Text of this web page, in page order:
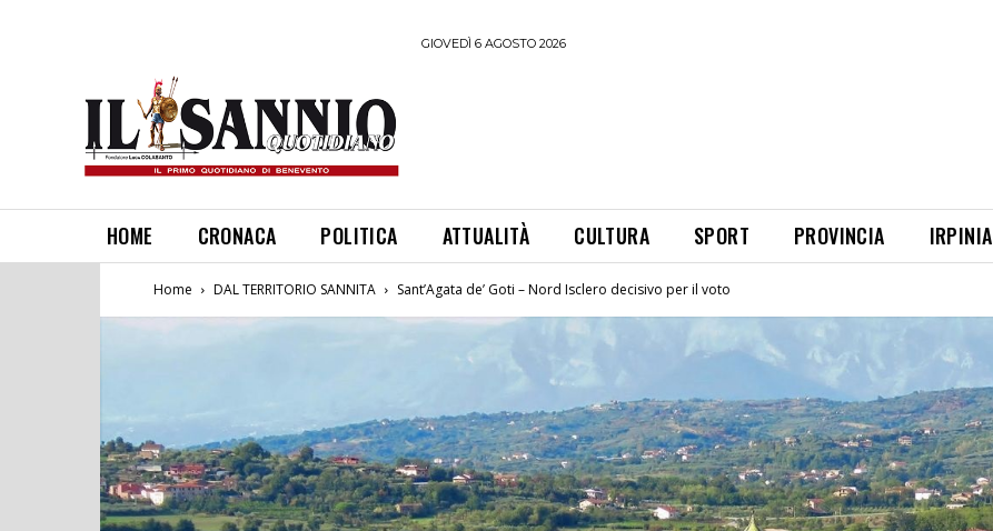
GIOVEDÌ 6 AGOSTO 2026
HOME CRONACA POLITICA ATTUALITÀ CULTURA SPORT PROVINCIA IRPINIA
Home DAL TERRITORIO SANNITA Sant’Agata de’ Goti – Nord Isclero decisivo per il voto